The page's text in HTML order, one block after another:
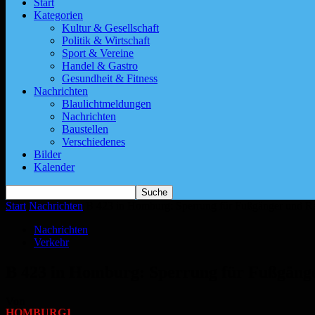
Start
Kategorien
Kultur & Gesellschaft
Politik & Wirtschaft
Sport & Vereine
Handel & Gastro
Gesundheit & Fitness
Nachrichten
Blaulichtmeldungen
Nachrichten
Baustellen
Verschiedenes
Bilder
Kalender
Start Nachrichten
Nachrichten
Verkehr
HOMBURG1